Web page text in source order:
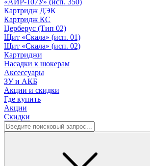
«АИР-107У» (исп. 350)
Картридж ДЭК
Картридж КС
Церберус (Тип 02)
Щит «Скала» (исп. 01)
Щит «Скала» (исп. 02)
Картриджи
Насадки к шокерам
Аксессуары
ЗУ и АКБ
Акции и скидки
Где купить
Акции
Скидки